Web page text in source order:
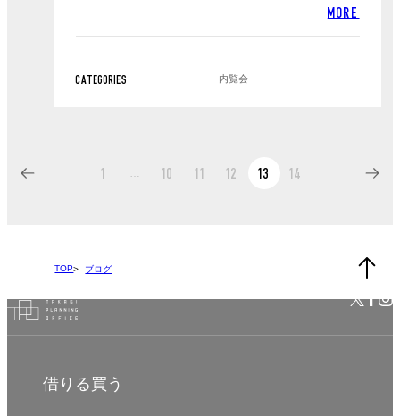
MORE
CATEGORIES 内覧会
1 10 11 12 13 14
TOP ブログ
借りる 買う